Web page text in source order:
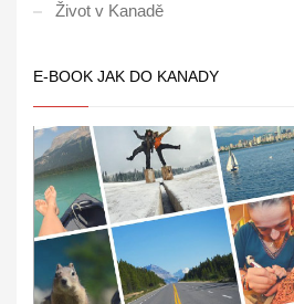
Život v Kanadě
E-BOOK JAK DO KANADY